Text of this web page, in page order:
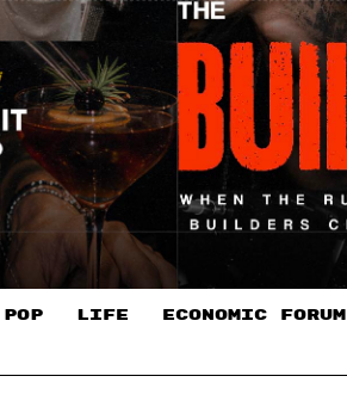
POP LIFE ECONOMIC FORUM